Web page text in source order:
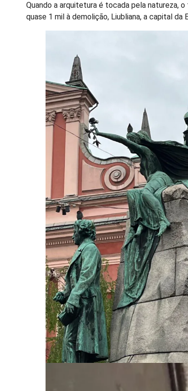
Quando a arquitetura é tocada pela natureza,
quase 1 mil à demolição, Liubliana, a capital da